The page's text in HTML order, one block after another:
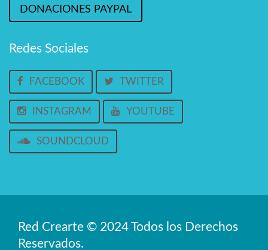
DONACIONES PAYPAL
Redes Sociales
FACEBOOK TWITTER
INSTAGRAM YOUTUBE
SOUNDCLOUD
Red Crearte © 2024 Todos los Derechos
Reservados.